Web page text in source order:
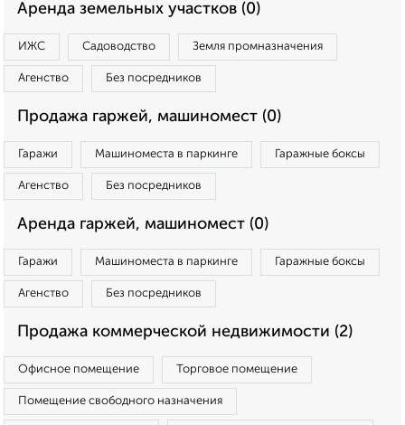
Аренда земельных участков (0)
ИЖС Садоводство Земля промназначения
Агенство Без посредников
Продажа гаржей, машиномест (0)
Гаражи Машиноместа в паркинге Гаражные боксы
Агенство Без посредников
Аренда гаржей, машиномест (0)
Гаражи Машиноместа в паркинге Гаражные боксы
Агенство Без посредников
Продажа коммерческой недвижимости (2)
Офисное помещение Торговое помещение
Помещение свободного назначения